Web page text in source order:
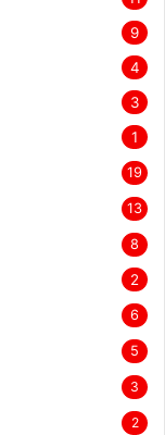
9
4
3
1
19
13
8
2
6
5
3
2